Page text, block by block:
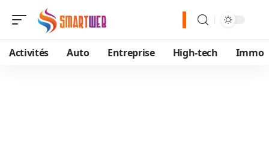
Activités Auto Entreprise High-tech Immo